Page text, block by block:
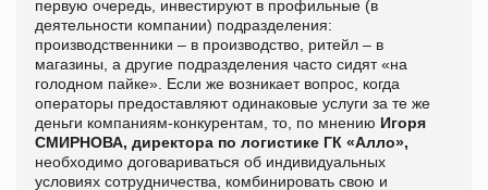
первую очередь, инвестируют в профильные (в
деятельности компании) подразделения:
производственники – в производство, ритейл – в
магазины, а другие подразделения часто сидят «на
голодном пайке». Если же возникает вопрос, когда
операторы предоставляют одинаковые услуги за те же
деньги компаниям-конкурентам, то, по мнению Игоря
СМИРНОВА, директора по логистике ГК «Алло»,
необходимо договариваться об индивидуальных
условиях сотрудничества, комбинировать свою и